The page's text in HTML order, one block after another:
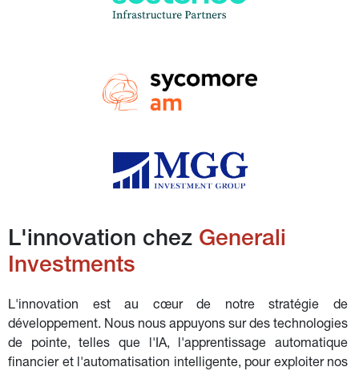
L'innovation chez Generali
Investments
L'innovation est au cœur de notre stratégie de
développement. Nous nous appuyons sur des technologies
de pointe, telles que l'IA, l'apprentissage automatique
financier et l'automatisation intelligente, pour exploiter nos